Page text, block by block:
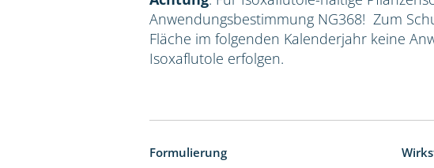
Anwendungsbestimmung NG368! Zum
Fläche im folgenden Kalenderjahr keine
Isoxaflutole erfolgen.
Formulierung